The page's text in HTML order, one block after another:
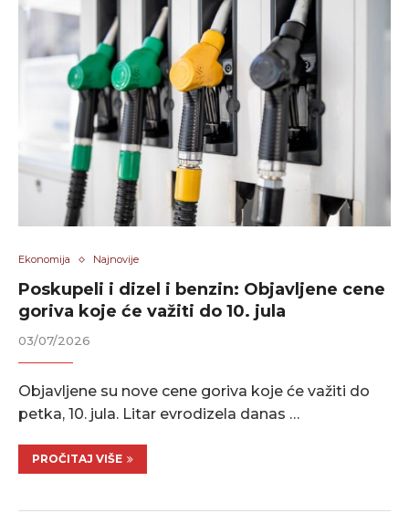
Ekonomija Najnovije
Poskupeli i dizel i benzin: Objavljene cene
goriva koje će važiti do 10. jula
03/07/2026
Objavljene su nove cene goriva koje će važiti do
petka, 10. jula. Litar evrodizela danas …
PROČITAJ VIŠE